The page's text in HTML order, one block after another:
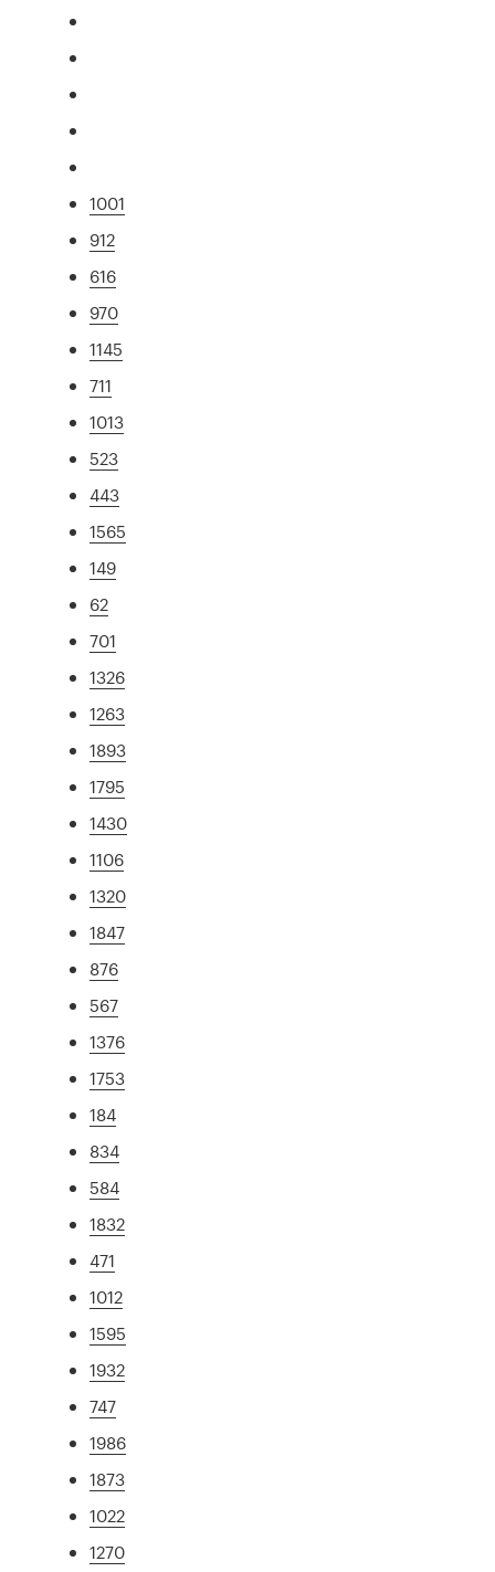
1001
912
616
970
1145
711
1013
523
443
1565
149
62
701
1326
1263
1893
1795
1430
1106
1320
1847
876
567
1376
1753
184
834
584
1832
471
1012
1595
1932
747
1986
1873
1022
1270